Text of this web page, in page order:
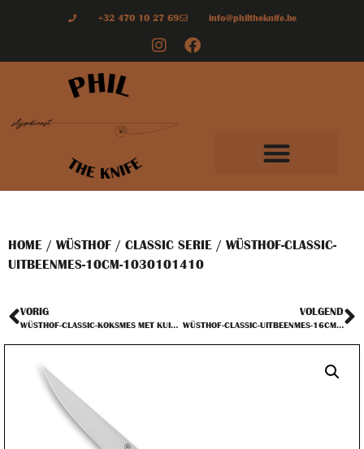
+32 470 10 27 69 info@philtheknife.be
HOME / WÜSTHOF / CLASSIC SERIE / WÜSTHOF-CLASSIC-
UITBEENMES-10CM-1030101410
VORIG
WÜSTHOF-CLASSIC-KOKSMES MET KUILTJES-20CM-1030100220
VOLGEND
WÜSTHOF-CLASSIC-UITBEENMES-16CM-1030101416